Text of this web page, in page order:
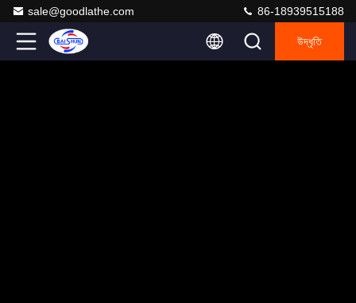
sale@goodlathe.com 86-18939515188
উদ্ধৃতি